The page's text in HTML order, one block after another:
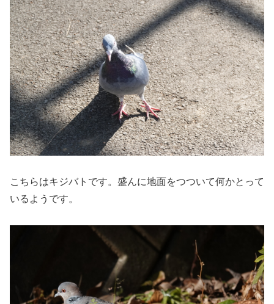
こちらはキジバトです。盛んに地面をつついて何かとって
いるようです。